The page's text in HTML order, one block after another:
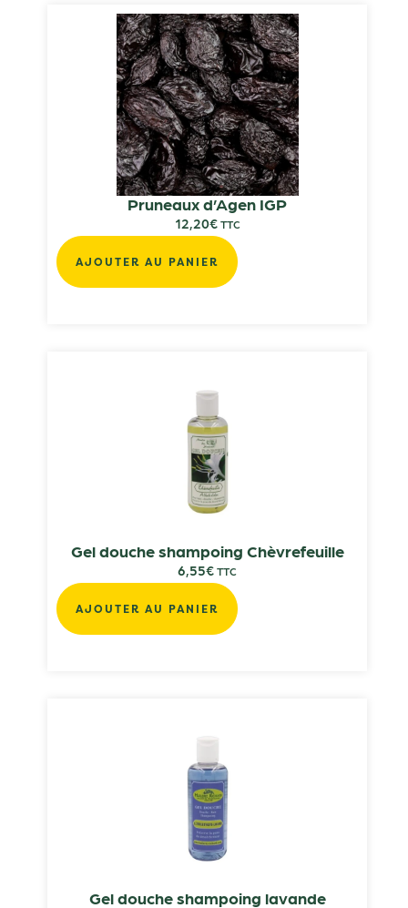
Pruneaux d’Agen IGP
12,20€ TTC
AJOUTER AU PANIER
Gel douche shampoing Chèvrefeuille
6,55€ TTC
AJOUTER AU PANIER
Gel douche shampoing lavande